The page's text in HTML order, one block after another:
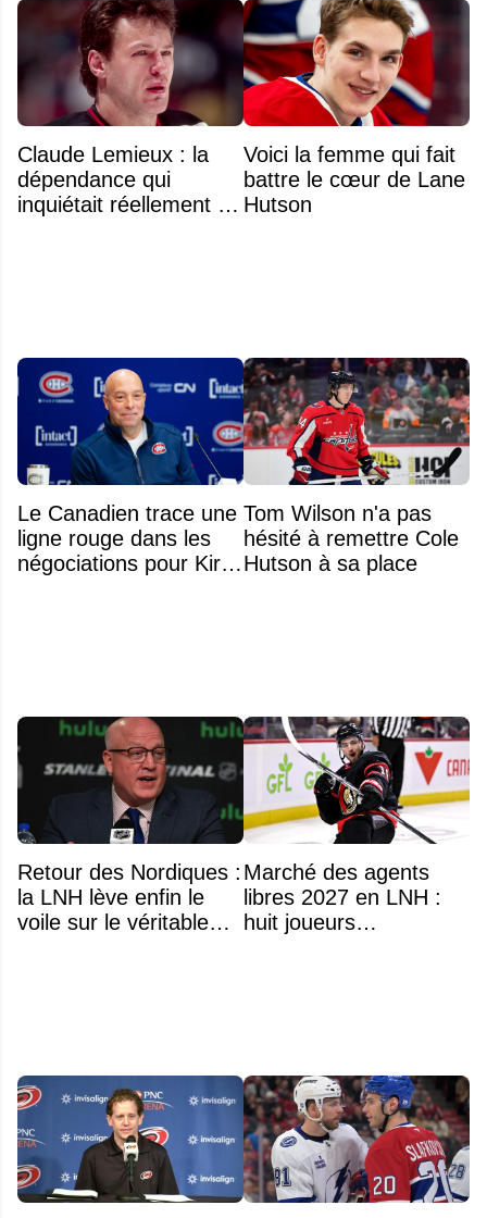
Claude Lemieux : la
dépendance qui
inquiétait réellement sa
Voici la femme qui fait
battre le cœur de Lane
Hutson
Le Canadien trace une
ligne rouge dans les
négociations pour Kirill
Tom Wilson n'a pas
hésité à remettre Cole
Hutson à sa place
Retour des Nordiques :
la LNH lève enfin le
voile sur le véritable
Marché des agents
libres 2027 en LNH :
huit joueurs